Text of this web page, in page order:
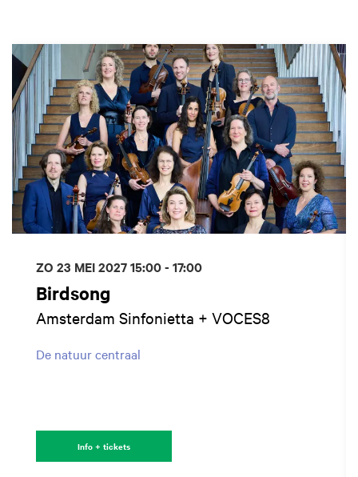
Birdsong
Amsterdam Sinfonietta + VOCES8
De natuur centraal
ZO 23 MEI 202715:00 - 17:00
Info + tickets